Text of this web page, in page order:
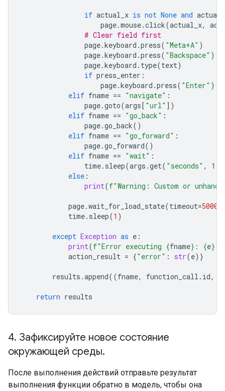
if actual_x is not None and
page.mouse.click(actual_x,
# Clear field first
page.keyboard .press( "Meta+A" )
page.keyboard .press( "Backspace" )
page.keyboard . type(text)
if press_enter :
page.keyboard .press( "Enter" )
elif fname == "navigate" :
page.goto(args[ "url" ])
elif fname == "go_back" :
page.go_back()
elif fname == "go_forward" :
page.go_forward()
elif fname == "wait" :
time. sleep(args .get( "seconds" , 1
else :
print(f"Warning: Custom or
page.wait_for_load_state(timeout=5000
time. sleep(1 )
except Exception as e :
print(f"Error executing {fname} : {e}"
action_result = {"error" : str(e)}
results .append((fname, function_call . id,
return results
4. Зафиксируйте новое состояние
окружающей среды.
После выполнения действий отправьте результат
выполнения функции обратно в модель, чтобы она